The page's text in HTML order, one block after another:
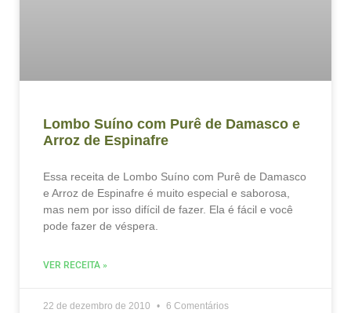
Lombo Suíno com Purê de Damasco e
Arroz de Espinafre
Essa receita de Lombo Suíno com Purê de Damasco
e Arroz de Espinafre é muito especial e saborosa,
mas nem por isso difícil de fazer. Ela é fácil e você
pode fazer de véspera.
VER RECEITA »
22 de dezembro de 2010 6 Comentários